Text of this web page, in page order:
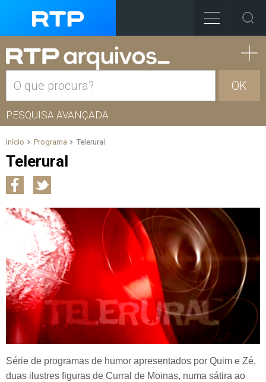
OK
PESQUISA AVANÇADA
Início Programa Telerural
Telerural
Série de programas de humor apresentados por Quim e Zé,
duas ilustres figuras de Curral de Moinas, numa sátira ao